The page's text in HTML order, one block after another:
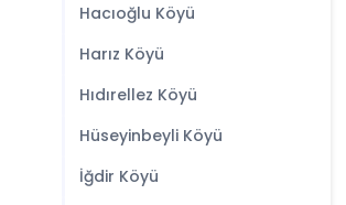
Hacıoğlu Köyü
Harız Köyü
Hıdırellez Köyü
Hüseyinbeyli Köyü
İğdir Köyü